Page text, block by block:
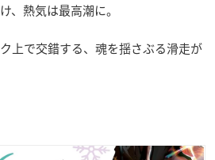
、熱気は最高潮に。
上で交錯する、魂を揺さぶる滑走が